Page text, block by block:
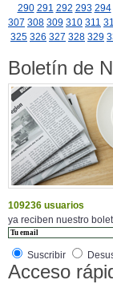
290 291 292 293 294
307 308 309 310 311
325 326 327 328 329
Boletín de
109236 usuarios
ya reciben nuestro
Suscribir
Acceso